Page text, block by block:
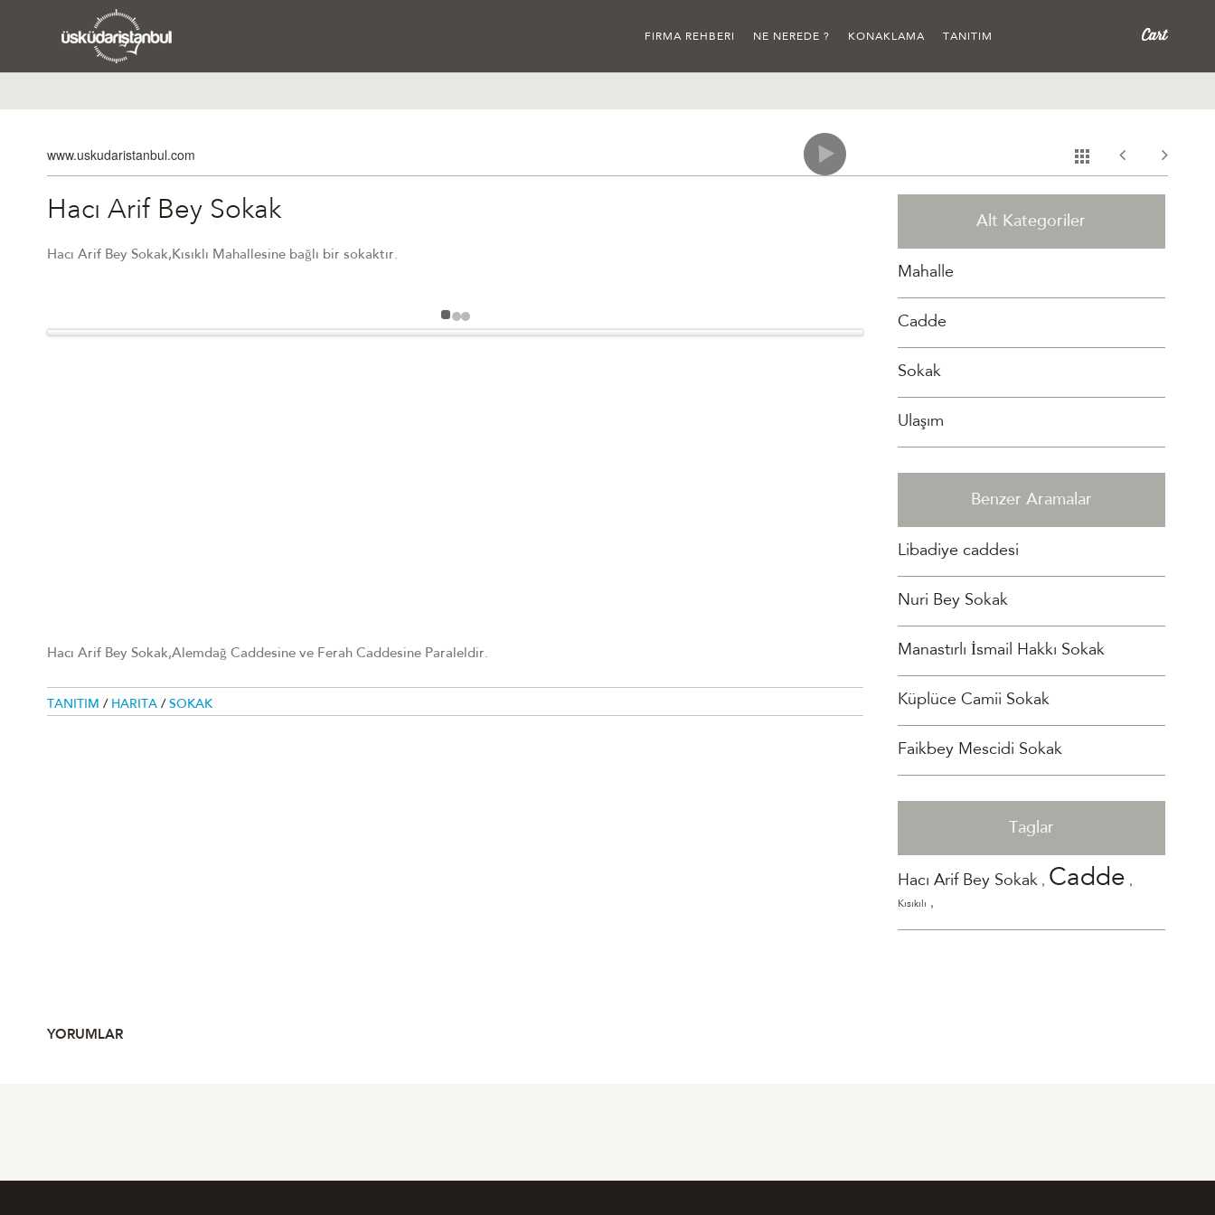
FIRMA REHBERI NE NEREDE ? KONAKLAMA TANITIM
www.uskudaristanbul.com
Hacı Arif Bey Sokak
Hacı Arif Bey Sokak,Kısıklı Mahallesine bağlı bir sokaktır.
Hacı Arif Bey Sokak,Alemdağ Caddesine ve Ferah Caddesine Paraleldir.
TANITIM / HARITA / SOKAK
YORUMLAR
Alt Kategoriler
Mahalle
Cadde
Sokak
Ulaşım
Benzer Aramalar
Libadiye caddesi
Nuri Bey Sokak
Manastırlı İsmail Hakkı Sokak
Küplüce Camii Sokak
Faikbey Mescidi Sokak
Taglar
Hacı Arif Bey Sokak , Cadde ,
Kısıkılı ,